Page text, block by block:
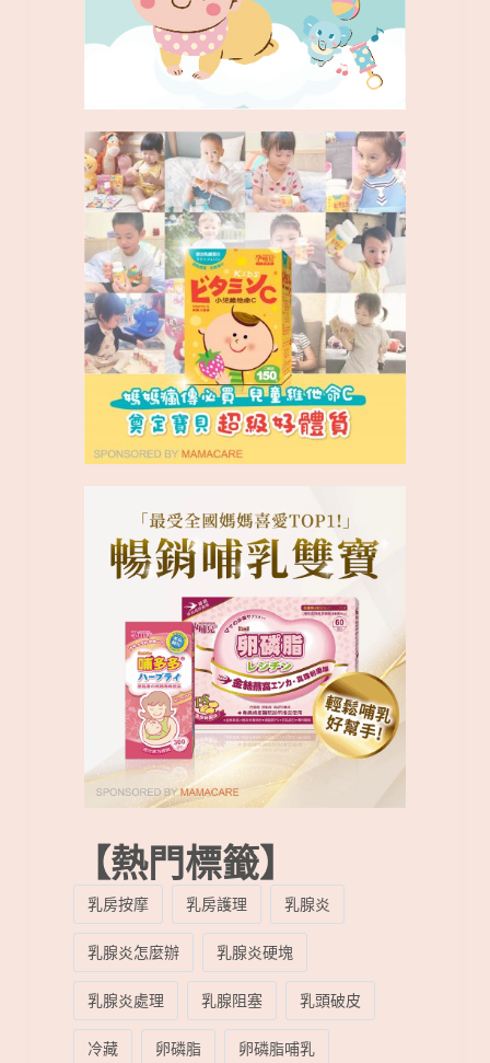
【熱門標籤】
乳房按摩 乳房護理
乳腺炎
乳腺炎怎麼辦
乳腺炎硬塊
乳腺炎處理
乳腺阻塞
乳頭破皮
冷藏
卵磷脂
卵磷脂哺乳